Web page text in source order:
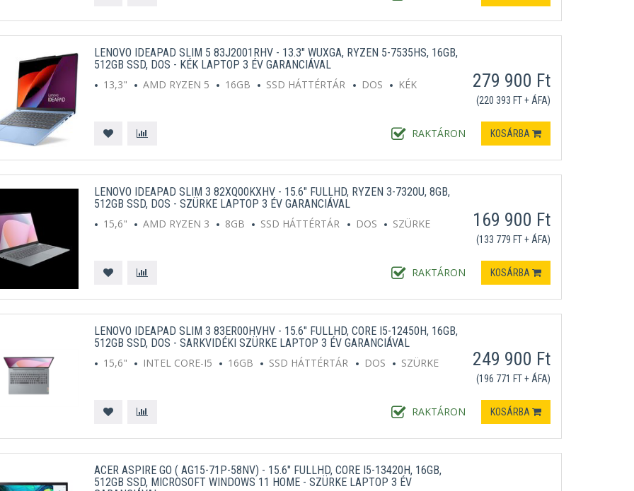
LENOVO IDEAPAD SLIM 5 83J2001RHV - 13.3" WUXGA, RYZEN 5-7535HS, 16GB,
512GB SSD, DOS - KÉK LAPTOP 3 ÉV GARANCIÁVAL
13,3"
AMD RYZEN 5 16GB SSD HÁTTÉRTÁR DOS KÉK
RAKTÁRON
279 900 Ft
(220 393 FT + ÁFA)
KOSÁRBA
LENOVO IDEAPAD SLIM 3 82XQ00KXHV - 15.6" FULLHD, RYZEN 3-7320U, 8GB,
512GB SSD, DOS - SZÜRKE LAPTOP 3 ÉV GARANCIÁVAL
15,6"
AMD RYZEN 3 8GB SSD HÁTTÉRTÁR DOS SZÜRKE
RAKTÁRON
169 900 Ft
(133 779 FT + ÁFA)
KOSÁRBA
LENOVO IDEAPAD SLIM 3 83ER00HVHV - 15.6" FULLHD, CORE I5-12450H, 16GB,
512GB SSD, DOS - SARKVIDÉKI SZÜRKE LAPTOP 3 ÉV GARANCIÁVAL
15,6"
INTEL CORE-I5 16GB SSD HÁTTÉRTÁR DOS SZÜRKE
RAKTÁRON
249 900 Ft
(196 771 FT + ÁFA)
KOSÁRBA
ACER ASPIRE GO ( AG15-71P-58NV) - 15.6" FULLHD, CORE I5-13420H, 16GB,
512GB SSD, MICROSOFT WINDOWS 11 HOME - SZÜRKE LAPTOP 3 ÉV